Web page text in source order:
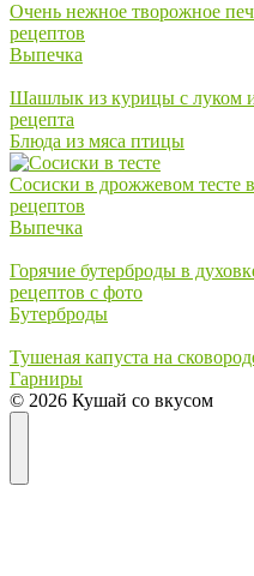
Очень нежное творожное
рецептов
Выпечка
Шашлык из курицы с луком
рецепта
Блюда из мяса птицы
Сосиски в дрожжевом тесте
рецептов
Выпечка
Горячие бутерброды в
рецептов с фото
Бутерброды
Тушеная капуста на
Гарниры
© 2026 Кушай со вкусом